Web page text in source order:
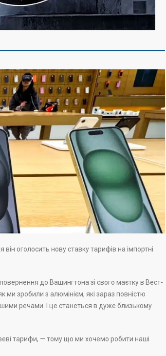
оголосить нову ставку тарифів на імпортні
до Вашингтона зі свого маєтку в Вест-
ми зробили з алюмінієм, які зараз повністю
речами. І це станеться в дуже близькому
тарифи, — тому що ми хочемо робити наші